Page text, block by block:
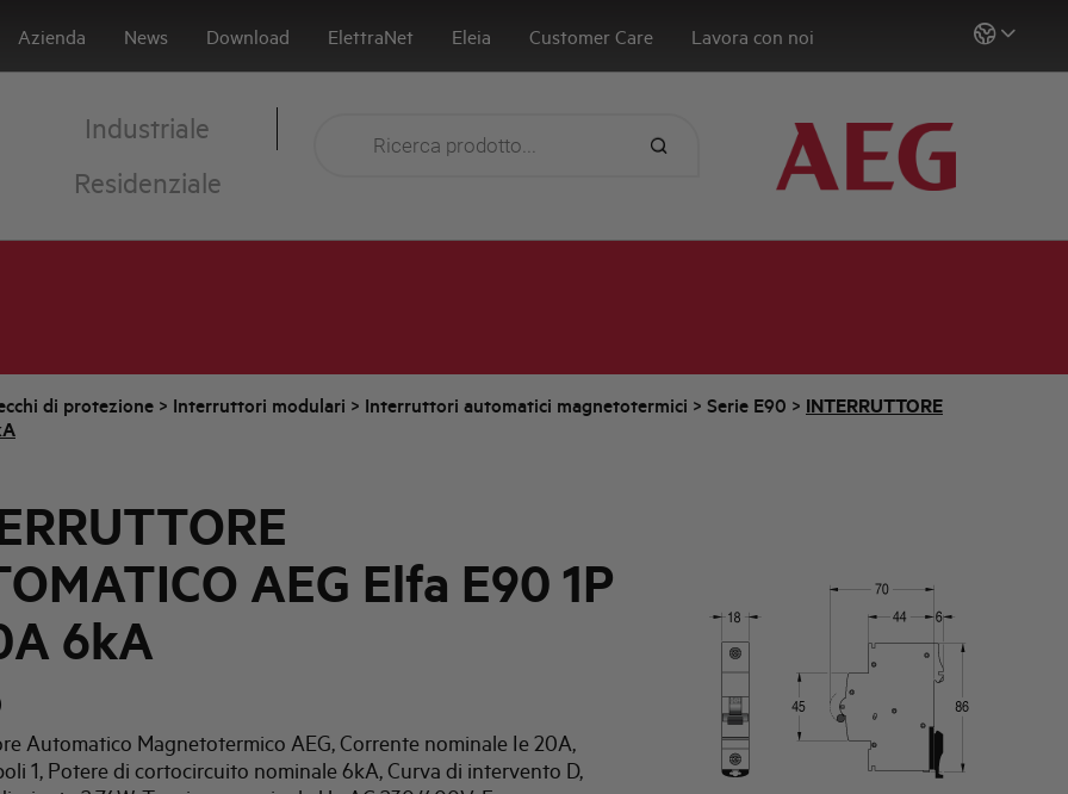
Azienda News Download ElettraNet Eleia Customer Care Lavora con noi
Industriale
Residenziale
di protezione > Interruttori modulari > Interruttori automatici magnetotermici > Serie E90 > INTERRUTTORE
AEG Elfa E90 1P
6kA
Automatico Magnetotermico AEG, Corrente nominale Ie 20A,
1, Potere di cortocircuito nominale 6kA, Curva di intervento D,